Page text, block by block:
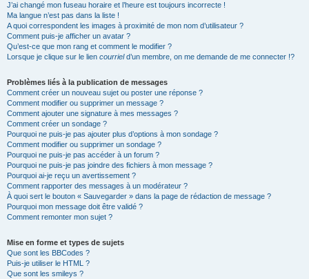
J’ai changé mon fuseau horaire et l’heure est toujours incorrecte !
Ma langue n’est pas dans la liste !
A quoi correspondent les images à proximité de mon nom d’utilisateur ?
Comment puis-je afficher un avatar ?
Qu’est-ce que mon rang et comment le modifier ?
Lorsque je clique sur le lien courrield’un membre, on me demande de me connecter !?
Problèmes liés à la publication de messages
Comment créer un nouveau sujet ou poster une réponse ?
Comment modifier ou supprimer un message ?
Comment ajouter une signature à mes messages ?
Comment créer un sondage ?
Pourquoi ne puis-je pas ajouter plus d’options à mon sondage ?
Comment modifier ou supprimer un sondage ?
Pourquoi ne puis-je pas accéder à un forum ?
Pourquoi ne puis-je pas joindre des fichiers à mon message ?
Pourquoi ai-je reçu un avertissement ?
Comment rapporter des messages à un modérateur ?
À quoi sert le bouton « Sauvegarder » dans la page de rédaction de message ?
Pourquoi mon message doit être validé ?
Comment remonter mon sujet ?
Mise en forme et types de sujets
Que sont les BBCodes ?
Puis-je utiliser le HTML ?
Que sont les smileys ?